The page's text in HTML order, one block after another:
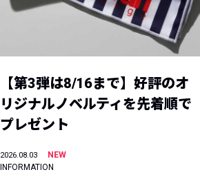
【第3弾は8/16まで】好評のオ
リジナルノベルティを先着順で
プレゼント
2026.08.03
NEW
INFORMATION